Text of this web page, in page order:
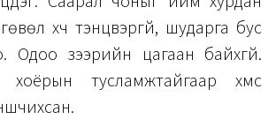
хүч тэнцвэргүй, шударга бус
Одоо зээрийн цагаан байхгүй.
тусламжтайгаар хүмүүс